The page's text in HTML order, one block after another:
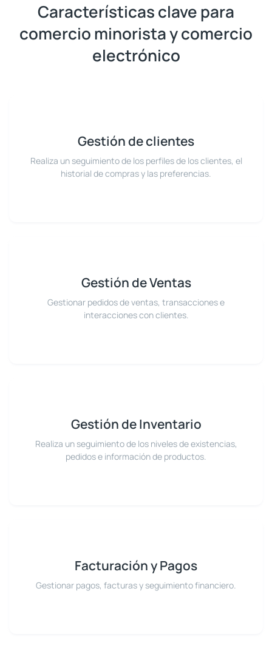
Características clave para
comercio minorista y comercio
electrónico
Gestión de clientes
Realiza un seguimiento de los perfiles de los clientes, el
historial de compras y las preferencias.
Gestión de Ventas
Gestionar pedidos de ventas, transacciones e
interacciones con clientes.
Gestión de Inventario
Realiza un seguimiento de los niveles de existencias,
pedidos e información de productos.
Facturación y Pagos
Gestionar pagos, facturas y seguimiento financiero.